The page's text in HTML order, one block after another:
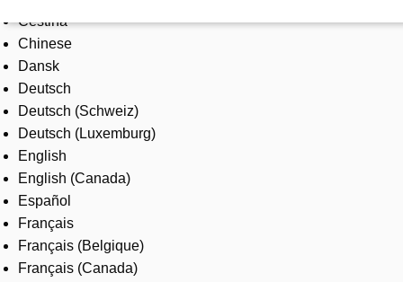
Products & Solutions
Industries
Services
About us
Where to buy
Contact us
Careers
Čeština
Chinese
Dansk
Deutsch
Deutsch (Schweiz)
Deutsch (Luxemburg)
English
English (Canada)
Español
Français
Français (Belgique)
Français (Canada)